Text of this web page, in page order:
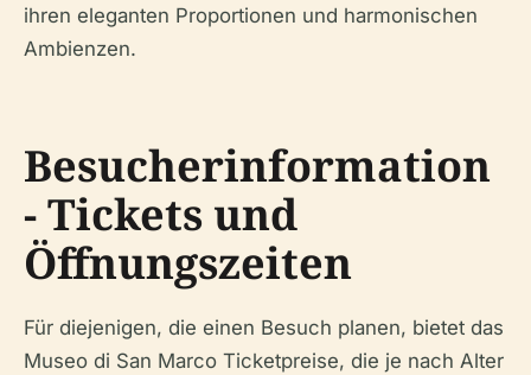
ihren eleganten Proportionen und harmonischen
Ambienzen.
Besucherinformation
- Tickets und
Öffnungszeiten
Für diejenigen, die einen Besuch planen, bietet das
Museo di San Marco Ticketpreise, die je nach Alter